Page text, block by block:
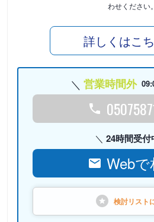
わせください。
詳しくはこ
営業時間外
24時間受付
Webで
検討リスト